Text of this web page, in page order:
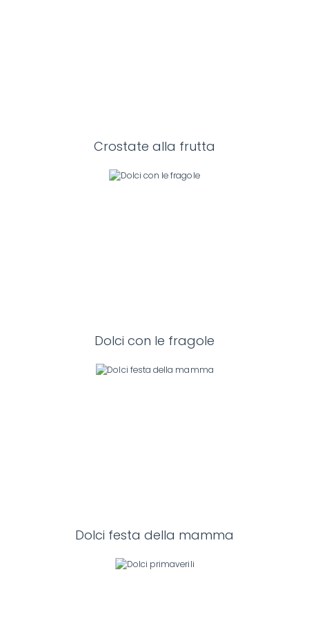
Crostate alla frutta
Dolci con le fragole
Dolci festa della mamma